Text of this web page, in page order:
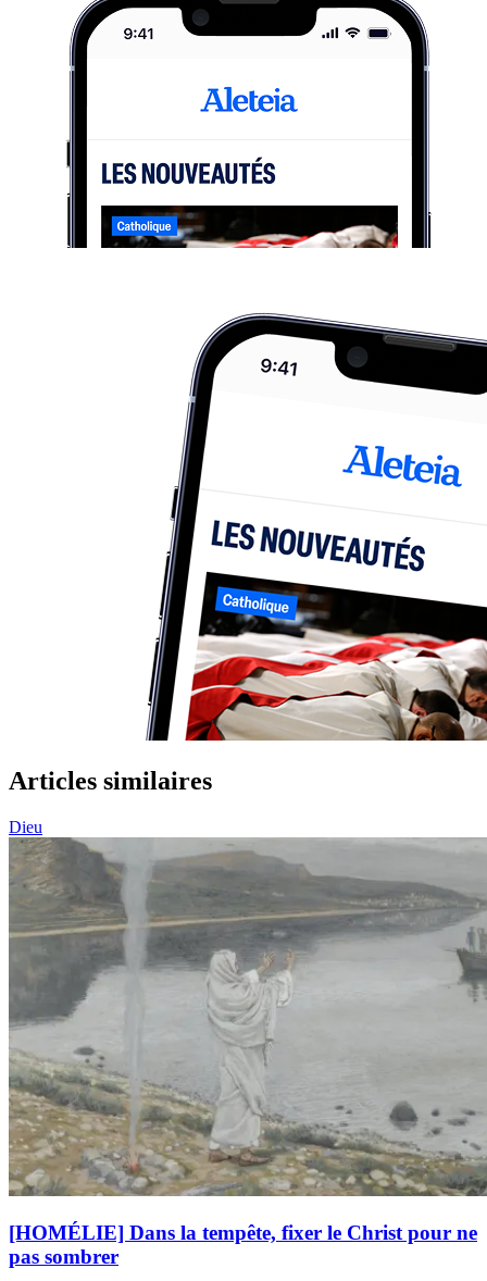
Articles similaires
Dieu
[HOMÉLIE] Dans la tempête, fixer le Christ pour ne
pas sombrer